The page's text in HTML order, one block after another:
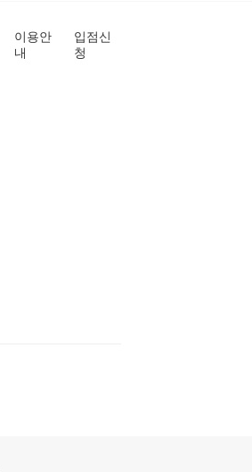
이용안
내
입점신
청